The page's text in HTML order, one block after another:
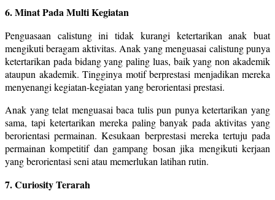
6. Minat Pada Multi Kegiatan
Penguasaan calistung ini tidak kurangi ketertarikan anak buat
mengikuti beragam aktivitas. Anak yang menguasai calistung punya
ketertarikan pada bidang yang paling luas, baik yang non akademik
ataupun akademik. Tingginya motif berprestasi menjadikan mereka
menyenangi kegiatan-kegiatan yang berorientasi prestasi.
Anak yang telat menguasai baca tulis pun punya ketertarikan yang
sama, tapi ketertarikan mereka paling banyak pada aktivitas yang
berorientasi permainan. Kesukaan berprestasi mereka tertuju pada
permainan kompetitif dan gampang bosan jika mengikuti kerjaan
yang berorientasi seni atau memerlukan latihan rutin.
7. Curiosity Terarah